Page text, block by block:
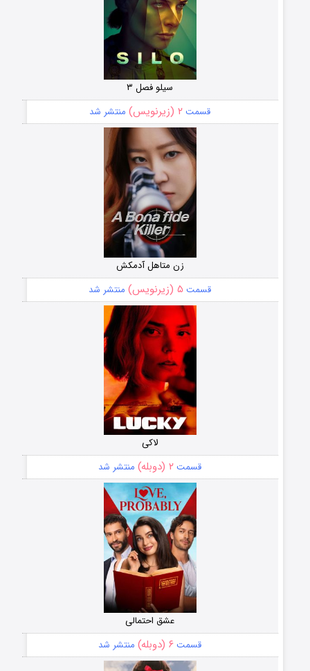
سیلو فصل ۳
قسمت ۲ (زیرنویس) منتشر شد
زن متاهل آدمکش
قسمت ۵ (زیرنویس) منتشر شد
لاکی
قسمت ۲ (دوبله) منتشر شد
عشق احتمالی
قسمت ۶ (دوبله) منتشر شد